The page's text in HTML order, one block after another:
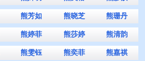
熊芳如 熊晓芝 熊珊丹
熊婷菲 熊莎婷 熊清韵
熊雯钰 熊奕菲 熊嘉祺